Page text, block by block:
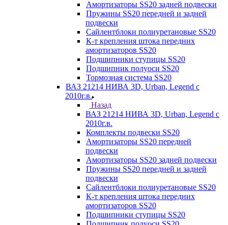
Амортизаторы SS20 задней подвески
Пружины SS20 передней и задней
подвески
Сайлентблоки полиуретановые SS20
К-т крепления штока передних
амортизаторов SS20
Подшипники ступицы SS20
Подшипник полуоси SS20
Тормозная система SS20
ВАЗ 21214 НИВА 3D, Urban, Legend c
2010г.в.
Назад
ВАЗ 21214 НИВА 3D, Urban, Legend c
2010г.в.
Комплекты подвески SS20
Амортизаторы SS20 передней
подвески
Амортизаторы SS20 задней подвески
Пружины SS20 передней и задней
подвески
Сайлентблоки полиуретановые SS20
К-т крепления штока передних
амортизаторов SS20
Подшипники ступицы SS20